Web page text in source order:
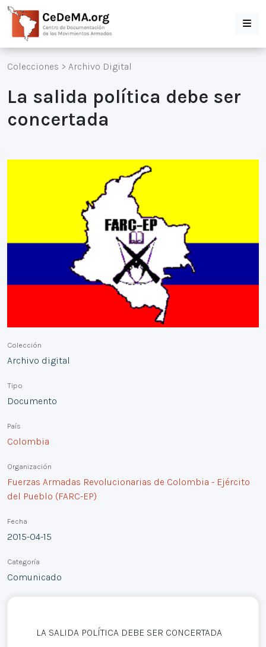
Colecciones > Archivo Digital
La salida política debe ser
concertada
Colección
Archivo digital
Tipo
Documento
País
Colombia
Organización
Fuerzas Armadas Revolucionarias de Colombia - Ejército
del Pueblo (FARC-EP)
Fecha
2015-04-15
Categoría
Comunicado
LA SALIDA POLÍTICA DEBE SER CONCERTADA